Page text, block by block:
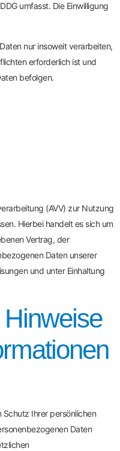
umfasst. Die Einwilligung
nur insoweit verarbeiten,
erforderlich ist und
befolgen.
(AVV) zur Nutzung
Hierbei handelt es sich um
Vertrag, der
Daten unserer
und unter Einhaltung
Schutz Ihrer persönlichen
Daten